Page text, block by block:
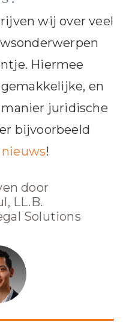
wij over veel
Hiermee
en
juridische
bijvoorbeeld
!
door
LL.B.
Solutions